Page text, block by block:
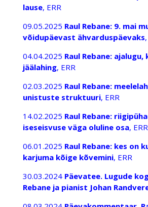
lause, ERR
09.05.2025 Raul Rebane: 9. mai
võidupäevast ähvarduspäevaks
04.04.2025 Raul Rebane: ajalugu,
jäälahing, ERR
02.03.2025 Raul Rebane:
unistuste struktuuri, ERR
14.02.2025 Raul Rebane:
iseseisvuse väga oluline osa, ERR
06.01.2025 Raul Rebane: kes on
karjuma kõige kõvemini, ERR
30.03.2024 Päevatee. Lugude
Rebane ja pianist Johan